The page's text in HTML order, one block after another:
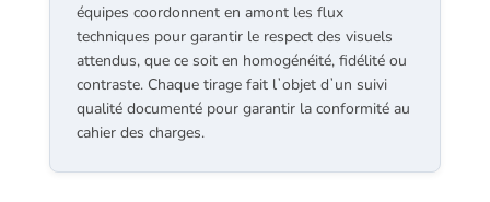
équipes coordonnent en amont les flux
techniques pour garantir le respect des visuels
attendus, que ce soit en homogénéité, fidélité ou
contraste. Chaque tirage fait lʼobjet dʼun suivi
qualité documenté pour garantir la conformité au
cahier des charges.